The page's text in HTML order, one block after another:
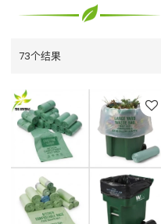
73个结果